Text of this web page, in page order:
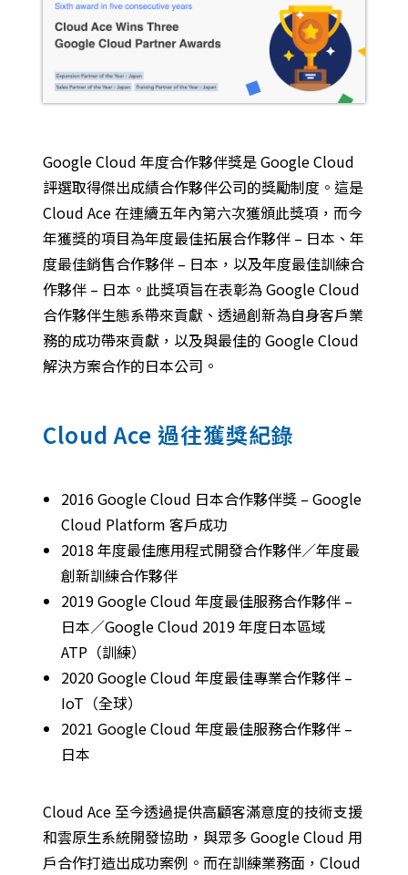
Google Cloud 年度合作夥伴獎是 Google Cloud
評選取得傑出成績合作夥伴公司的獎勵制度。這是
Cloud Ace 在連續五年內第六次獲頒此獎項，而今
年獲獎的項目為年度最佳拓展合作夥伴 – 日本、年
度最佳銷售合作夥伴 – 日本，以及年度最佳訓練合
作夥伴 – 日本。此獎項旨在表彰為 Google Cloud
合作夥伴生態系帶來貢獻、透過創新為自身客戶業
務的成功帶來貢獻，以及與最佳的 Google Cloud
解決方案合作的日本公司。
Cloud Ace 過往獲獎紀錄
2016 Google Cloud 日本合作夥伴獎 – Google
Cloud Platform 客戶成功
2018 年度最佳應用程式開發合作夥伴／年度最
創新訓練合作夥伴
2019 Google Cloud 年度最佳服務合作夥伴 –
日本／Google Cloud 2019 年度日本區域
ATP（訓練）
2020 Google Cloud 年度最佳專業合作夥伴 –
IoT（全球）
2021 Google Cloud 年度最佳服務合作夥伴 –
日本
Cloud Ace 至今透過提供高顧客滿意度的技術支援
和雲原生系統開發協助，與眾多 Google Cloud 用
戶合作打造出成功案例。而在訓練業務面，Cloud